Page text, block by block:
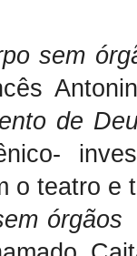
sem
de
o teatro e